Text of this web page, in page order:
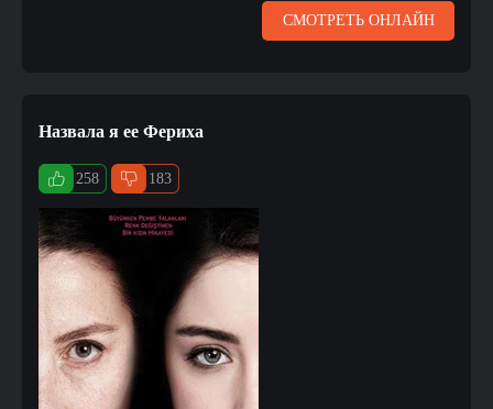
СМОТРЕТЬ ОНЛАЙН
Назвала я ее Фериха
258 183